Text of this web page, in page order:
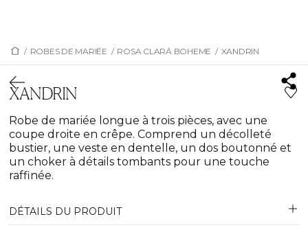
/ ROBES DE MARIÉE / ROSA CLARÁ BOHEME / XANDRIN
XANDRIN
Robe de mariée longue à trois pièces, avec une
coupe droite en crêpe. Comprend un décolleté
bustier, une veste en dentelle, un dos boutonné et
un choker à détails tombants pour une touche
raffinée.
DÉTAILS DU PRODUIT